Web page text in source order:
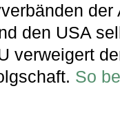
der
den USA
verweigert
So